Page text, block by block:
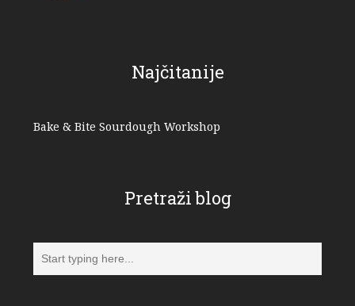
Najčitanije
Bake & Bite Sourdough Workshop
Pretraži blog